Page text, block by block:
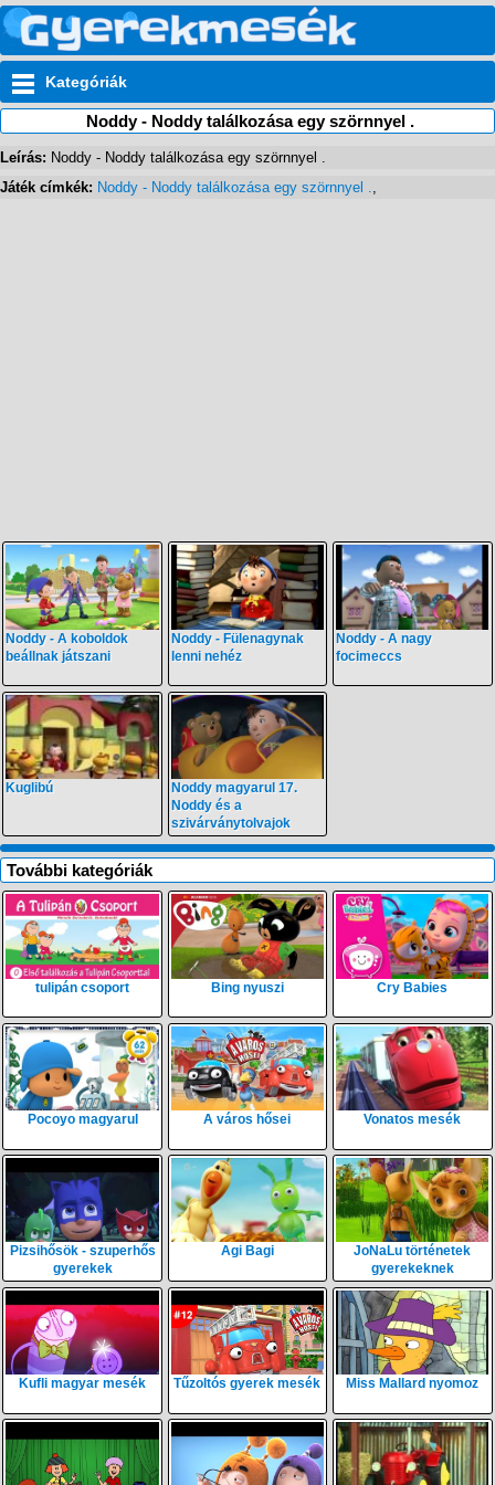
Kategóriák
Noddy - Noddy találkozása egy szörnnyel .
Leírás: Noddy - Noddy találkozása egy szörnnyel .
Játék címkék: Noddy - Noddy találkozása egy szörnnyel .,
Noddy - A koboldok
beállnak játszani
Noddy - Fülenagynak
lenni nehéz
Noddy - A nagy
focimeccs
Kuglibú
Noddy magyarul 17.
Noddy és a
szivárványtolvajok
További kategóriák
tulipán csoport Bing nyuszi Cry Babies
Pocoyo magyarul A város hősei Vonatos mesék
Pizsihősök - szuperhős
gyerekek
Agi Bagi
JoNaLu történetek
gyerekeknek
Kufli magyar mesék Tűzoltós gyerek mesék Miss Mallard nyomoz